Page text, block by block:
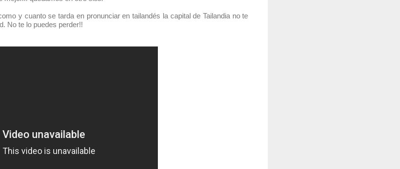
y cuanto se tarda en pronunciar en tailandés la capital de Tailandia no te
No te lo puedes perder!!